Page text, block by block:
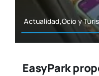
Actualidad,Ocio y
EasyPark